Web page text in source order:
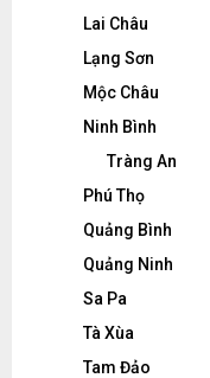
Lai Châu
Lạng Sơn
Mộc Châu
Ninh Bình
Tràng An
Phú Thọ
Quảng Bình
Quảng Ninh
Sa Pa
Tà Xùa
Tam Đảo